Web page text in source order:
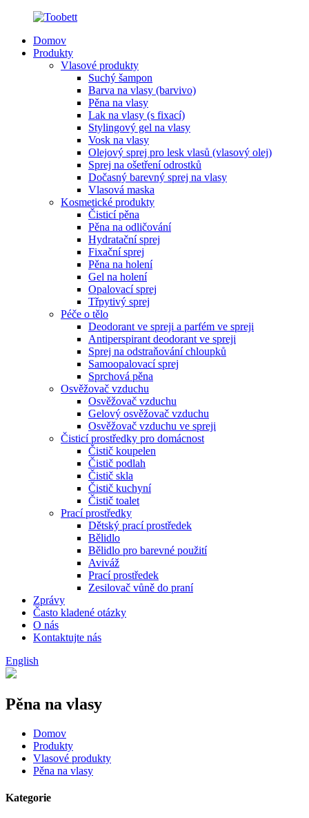
Domov
Produkty
Vlasové produkty
Suchý šampon
Barva na vlasy (barvivo)
Pěna na vlasy
Lak na vlasy (s fixací)
Stylingový gel na vlasy
Vosk na vlasy
Olejový sprej pro lesk vlasů (vlasový olej)
Sprej na ošetření odrostků
Dočasný barevný sprej na vlasy
Vlasová maska
Kosmetické produkty
Čisticí pěna
Pěna na odličování
Hydratační sprej
Fixační sprej
Pěna na holení
Gel na holení
Opalovací sprej
Třpytivý sprej
Péče o tělo
Deodorant ve spreji a parfém ve spreji
Antiperspirant deodorant ve spreji
Sprej na odstraňování chloupků
Samoopalovací sprej
Sprchová pěna
Osvěžovač vzduchu
Osvěžovač vzduchu
Gelový osvěžovač vzduchu
Osvěžovač vzduchu ve spreji
Čisticí prostředky pro domácnost
Čistič koupelen
Čistič podlah
Čistič skla
Čistič kuchyní
Čistič toalet
Prací prostředky
Dětský prací prostředek
Bělidlo
Bělidlo pro barevné použití
Aviváž
Prací prostředek
Zesilovač vůně do praní
Zprávy
Často kladené otázky
O nás
Kontaktujte nás
English
Pěna na vlasy
Domov
Produkty
Vlasové produkty
Pěna na vlasy
Kategorie